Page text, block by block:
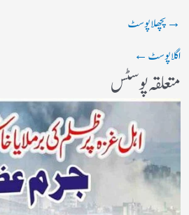
→پچھلا پوسٹ
اگلا پوسٹ←
متعلقہ پوسٹس